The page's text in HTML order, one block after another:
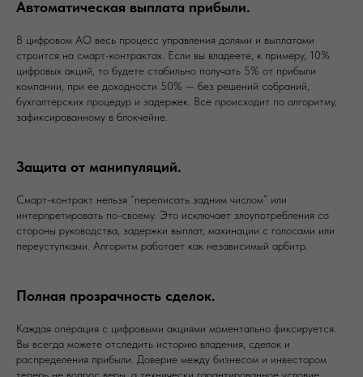
Автоматическая выплата прибыли.
В цифровом АО весь процесс управления долями и выплатами
строится на смарт-контрактах. Если вы владеете, к примеру, 10%
цифровых акций, то будете стабильно получать 5% от прибыли
компании, при ее доходности 50% — без решений собраний,
бухгалтерских процедур и задержек. Все происходит по алгоритму,
зафиксированному в блокчейне.
Защита от манипуляций.
Смарт-контракт нельзя “переписать задним числом” или
интерпретировать по-своему. Это исключает злоупотребления со
стороны руководства, задержки выплат, махинации с голосами или
переуступками. Алгоритм работает как независимый арбитр.
Полная прозрачность сделок.
Каждая операция с цифровыми акциями моментально фиксируется.
Вы всегда можете отследить историю владения, сделок и
распределения прибыли. Доверие между бизнесом и инвестором
теперь не вопрос веры, а технически гарантированное условие.